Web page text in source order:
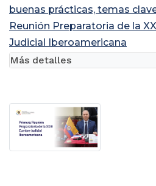
buenas prácticas, temas
Reunión Preparatoria de la
Judicial Iberoamericana
Más detalles